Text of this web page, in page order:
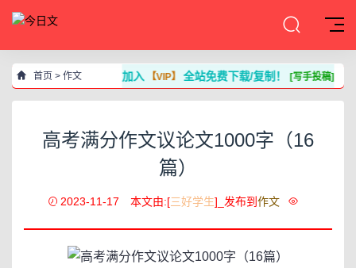
首页 > 作文 加入【VIP】 全站免费下载/复制！ [写手投稿]
高考满分作文议论文1000字（16
篇）
2023-11-17 本文由:[三好学生]_发布到 作文